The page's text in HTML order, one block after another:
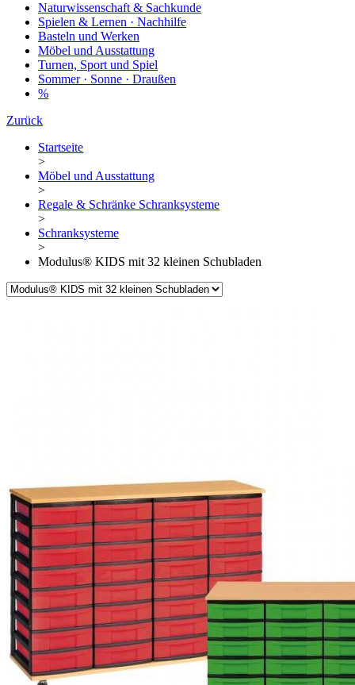
Naturwissenschaft & Sachkunde
Spielen & Lernen · Nachhilfe
Basteln und Werken
Möbel und Ausstattung
Turnen, Sport und Spiel
Sommer · Sonne · Draußen
%
Zurück
Startseite
>
Möbel und Ausstattung
>
Regale & Schränke Schranksysteme
>
Schranksysteme
>
Modulus® KIDS mit 32 kleinen Schubladen